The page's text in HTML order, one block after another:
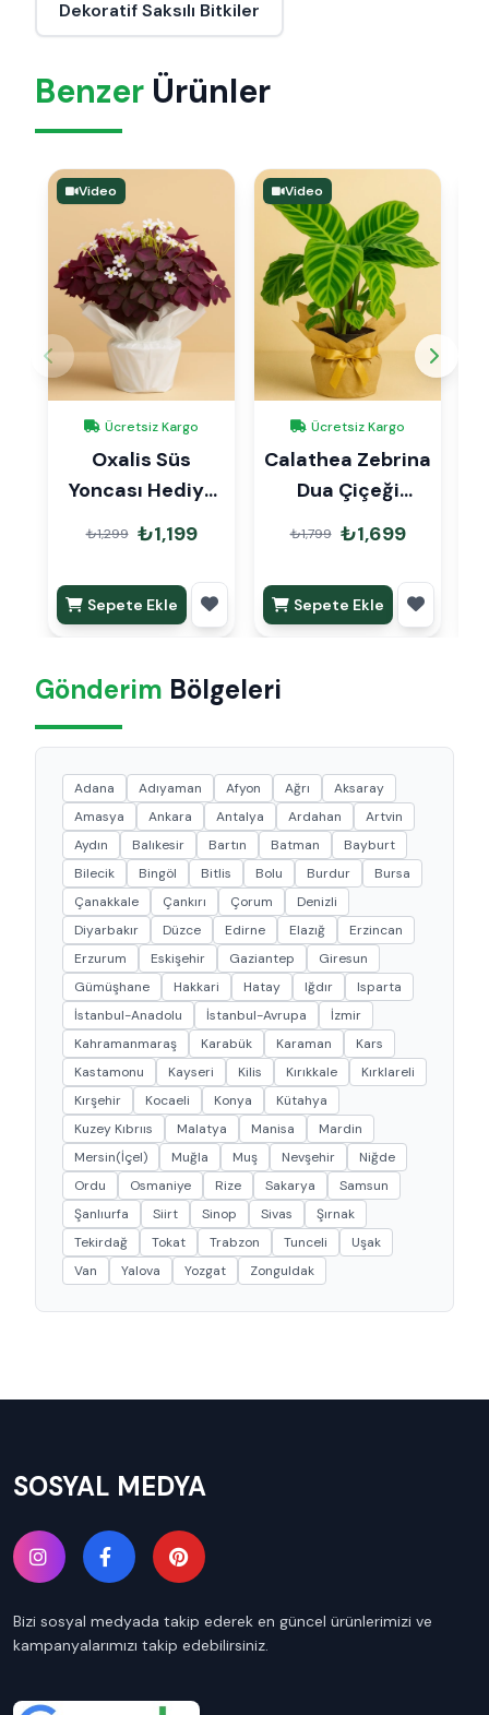
Dekoratif Saksılı Bitkiler
Benzer Ürünler
Video
Ücretsiz Kargo
Oxalis Süs
Yoncası Hediye
Paketli
₺1,299 ₺1,199
Sepete Ekle
Video
Ücretsiz Kargo
Calathea Zebrina
Dua Çiçeği
Hediye Paketli
₺1,799 ₺1,699
Sepete Ekle
Gönderim Bölgeleri
Adana Adıyaman Afyon Ağrı
Aksaray
Amasya
Ankara Antalya Ardahan
Artvin
Aydın
Balıkesir Bartın Batman
Bayburt
Bilecik
Bingöl Bitlis Bolu Burdur
Bursa
Çanakkale
Çankırı Çorum
Denizli
Diyarbakır
Düzce Edirne Elazığ
Erzincan
Erzurum
Eskişehir Gaziantep
Giresun
Gümüşhane
Hakkari Hatay Iğdır
Isparta
İstanbul-Anadolu
İstanbul-Avrupa
İzmir
Kahramanmaraş
Karabük Karaman
Kars
Kastamonu
Kayseri Kilis Kırıkkale
Kırklareli
Kırşehir
Kocaeli Konya
Kütahya
Kuzey Kıbrııs
Malatya Manisa
Mardin
Mersin(İçel)
Muğla Muş Nevşehir
Niğde
Ordu
Osmaniye Rize Sakarya
Samsun
Şanlıurfa
Siirt Sinop Sivas
Şırnak
Tekirdağ
Tokat Trabzon Tunceli
Uşak
Van
Yalova Yozgat Zonguldak
SOSYAL MEDYA
Bizi sosyal medyada takip ederek en güncel ürünlerimizi ve
kampanyalarımızı takip edebilirsiniz.